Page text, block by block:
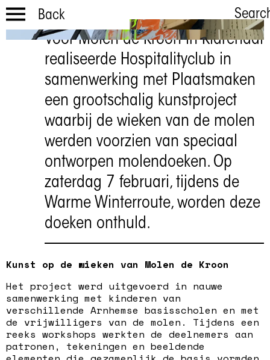
Back
Arnhem
Draait Door |
Molen de
Kroon
Zaterdag 7 februari
Voor Molen de Kroon in Klarendal
realiseerde Hospitalityclub in
samenwerking met Plaatsmaken
een grootschalig kunstproject
waarbij de wieken van de molen
werden voorzien van speciaal
ontworpen molendoeken. Op
zaterdag 7 februari, tijdens de
Warme Winterroute, worden deze
doeken onthuld.
Kunst op de wieken van Molen de Kroon
Het project werd uitgevoerd in nauwe
samenwerking met kinderen van
verschillende Arnhemse basisscholen en met
de vrijwilligers van de molen. Tijdens een
reeks workshops werkten de deelnemers aan
patronen, tekeningen en beeldende